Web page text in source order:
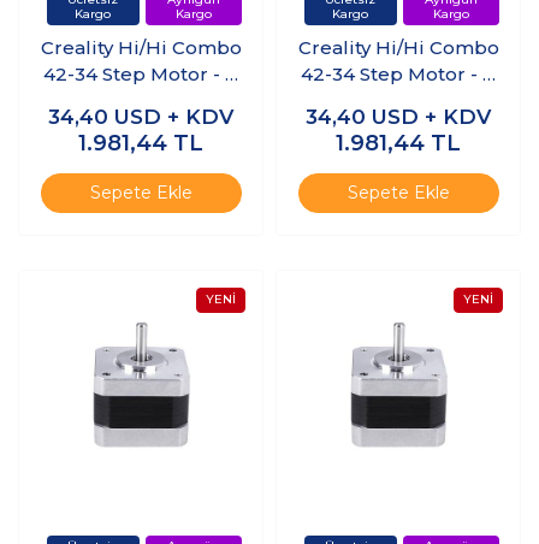
Creality Hi/Hi Combo
42-34 Step Motor - Z
34,40 USD + KDV
1.981,44 TL
Sepete Ekle
Creality Hi/Hi Combo
42-34 Step Motor - Z
34,40 USD + KDV
1.981,44 TL
Sepete Ekle